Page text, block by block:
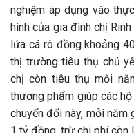
nghiệm áp dụng vào
hình của gia đình chị
lứa cá rô đồng khoảng
thị trường tiêu thụ chủ
chị còn tiêu thụ mỗi
thương phẩm giúp các
chuyển đổi này, mỗi năm
1 tỷ đồng, trừ chi phí còn